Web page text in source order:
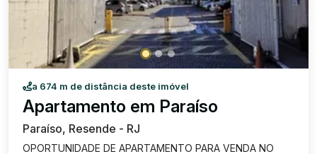
a 674 m de distância deste imóvel
Apartamento em Paraíso
Paraíso, Resende - RJ
OPORTUNIDADE DE APARTAMENTO PARA VENDA NO